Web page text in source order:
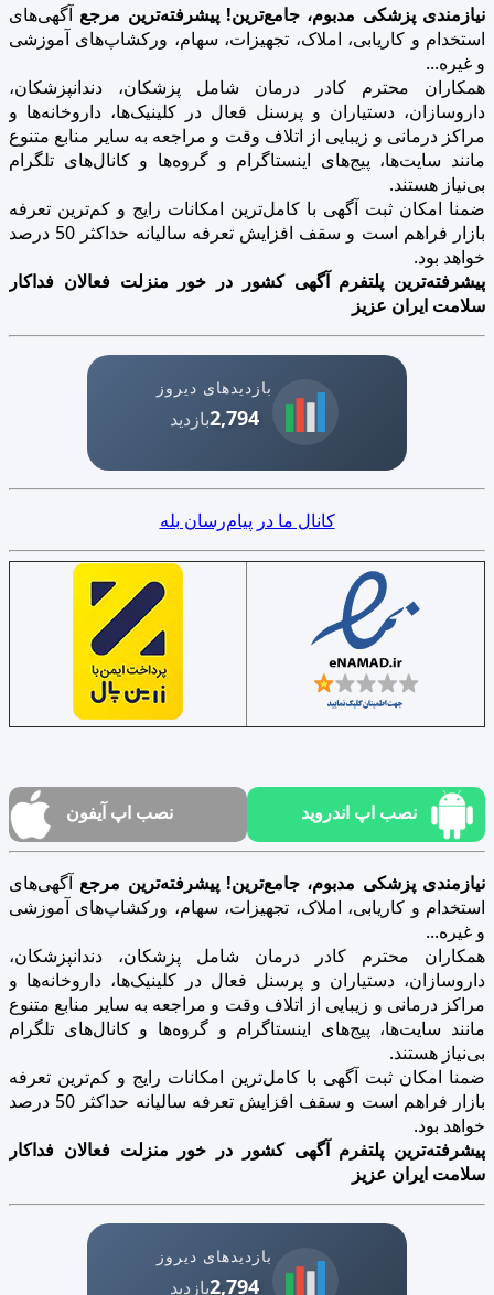
نیازمندی پزشکی مدبوم، جامع‌ترین! پیشرفته‌ترین مرجع آگهی‌های
استخدام و کاریابی، املاک، تجهیزات، سهام، ورکشاپ‌های آموزشی
و غیره...
همکاران محترم کادر درمان شامل پزشکان، دندانپزشکان،
داروسازان، دستیاران و پرسنل فعال در کلینیک‌ها، داروخانه‌ها و
مراکز درمانی و زیبایی از اتلاف وقت و مراجعه به سایر منابع متنوع
مانند سایت‌ها، پیج‌های اینستاگرام و گروه‌ها و کانال‌های تلگرام
بی‌نیاز هستند.
ضمنا امکان ثبت آگهی با کامل‌ترین امکانات رایج و کم‌ترین تعرفه
بازار فراهم است و سقف افزایش تعرفه سالیانه حداکثر 50 درصد
خواهد بود.
پیشرفته‌ترین پلتفرم آگهی کشور در خور منزلت فعالان فداکار
سلامت ایران عزیز
بازدیدهای دیروز
2,794بازدید
کانال ما در پیام‌رسان بله
نصب اپ اندروید نصب اپ آیفون
نیازمندی پزشکی مدبوم، جامع‌ترین! پیشرفته‌ترین مرجع آگهی‌های
استخدام و کاریابی، املاک، تجهیزات، سهام، ورکشاپ‌های آموزشی
و غیره...
همکاران محترم کادر درمان شامل پزشکان، دندانپزشکان،
داروسازان، دستیاران و پرسنل فعال در کلینیک‌ها، داروخانه‌ها و
مراکز درمانی و زیبایی از اتلاف وقت و مراجعه به سایر منابع متنوع
مانند سایت‌ها، پیج‌های اینستاگرام و گروه‌ها و کانال‌های تلگرام
بی‌نیاز هستند.
ضمنا امکان ثبت آگهی با کامل‌ترین امکانات رایج و کم‌ترین تعرفه
بازار فراهم است و سقف افزایش تعرفه سالیانه حداکثر 50 درصد
خواهد بود.
پیشرفته‌ترین پلتفرم آگهی کشور در خور منزلت فعالان فداکار
سلامت ایران عزیز
بازدیدهای دیروز
2,794بازدید